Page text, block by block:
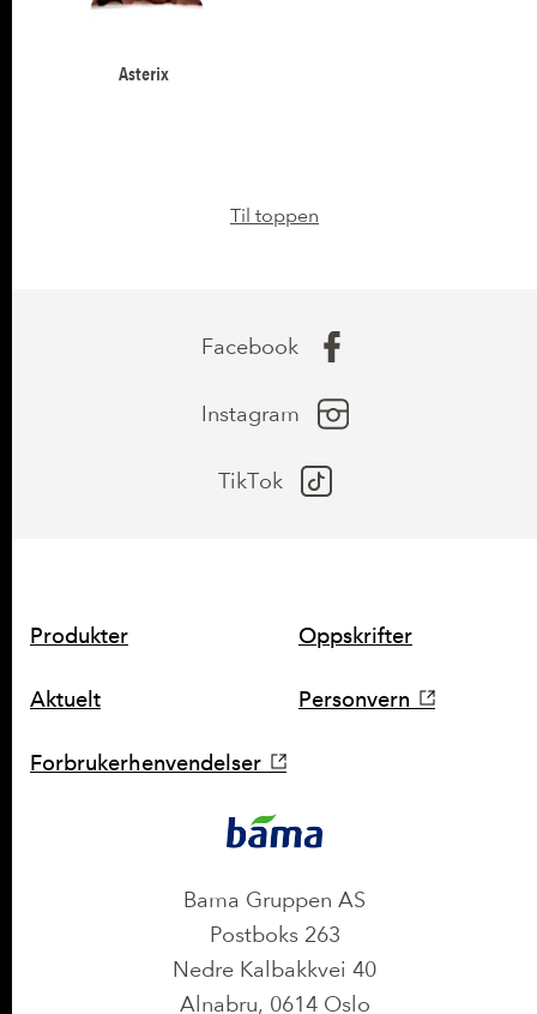
Asterix
Til toppen
Facebook
Instagram
TikTok
Bama Gruppen AS
Postboks 263
Nedre Kalbakkvei 40
Alnabru, 0614 Oslo
SNARVEIER
Produkter Oppskrifter
Aktuelt Personvern
Forbrukerhenvendelser